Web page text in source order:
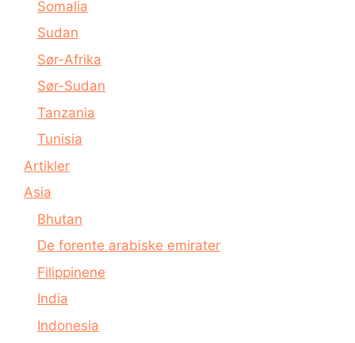
Somalia
Sudan
Sør-Afrika
Sør-Sudan
Tanzania
Tunisia
Artikler
Asia
Bhutan
De forente arabiske emirater
Filippinene
India
Indonesia